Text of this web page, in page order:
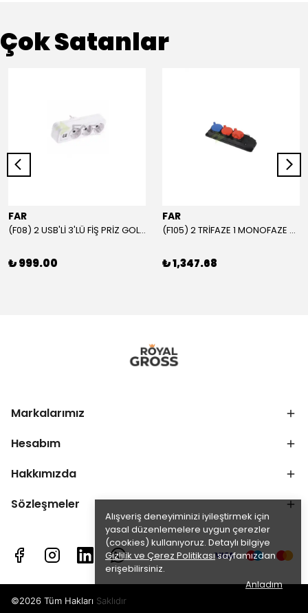
Alışveriş deneyiminizi iyileştirmek için
yasal düzenlemelere uygun çerezler
(cookies) kullanıyoruz. Detaylı bilgiye
Gizlilik ve Çerez Politikasısayfamızdan
erişebilirsiniz.
Anladım
Çok Satanlar
FAR
(F08) 2 USB'Lİ 3'LÜ FİŞ PRİZ GOLYAT
₺ 999.00
FAR
(F105) 2 TRİFAZE 1 MONOFAZE GRUP PRİZ
₺ 1,347.68
Markalarımız
Hesabım
Hakkımızda
Sözleşmeler
©2026 Tüm Hakları Saklıdır